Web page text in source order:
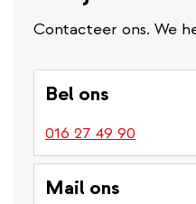
Contacteer ons. We
Bel ons
016 27 49 90
Mail ons